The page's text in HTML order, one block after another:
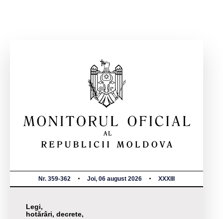
Nr. 359-362 Joi, 06 august 2026 XXXIII
Legi,
hotărâri, decrete,